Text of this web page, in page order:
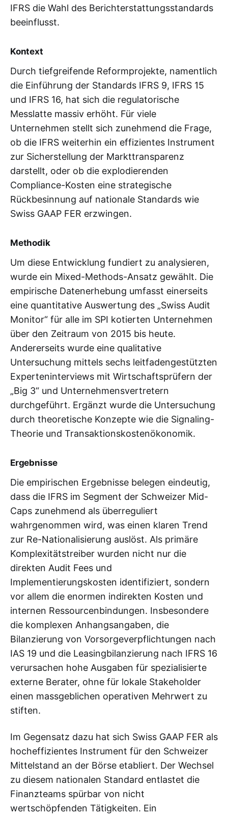
IFRS die Wahl des Berichterstattungsstandards
beeinflusst.
Kontext
Durch tiefgreifende Reformprojekte, namentlich
die Einführung der Standards IFRS 9, IFRS 15
und IFRS 16, hat sich die regulatorische
Messlatte massiv erhöht. Für viele
Unternehmen stellt sich zunehmend die Frage,
ob die IFRS weiterhin ein effizientes Instrument
zur Sicherstellung der Markttransparenz
darstellt, oder ob die explodierenden
Compliance-Kosten eine strategische
Rückbesinnung auf nationale Standards wie
Swiss GAAP FER erzwingen.
Methodik
Um diese Entwicklung fundiert zu analysieren,
wurde ein Mixed-Methods-Ansatz gewählt. Die
empirische Datenerhebung umfasst einerseits
eine quantitative Auswertung des „Swiss Audit
Monitor“ für alle im SPI kotierten Unternehmen
über den Zeitraum von 2015 bis heute.
Andererseits wurde eine qualitative
Untersuchung mittels sechs leitfadengestützten
Experteninterviews mit Wirtschaftsprüfern der
„Big 3“ und Unternehmensvertretern
durchgeführt. Ergänzt wurde die Untersuchung
durch theoretische Konzepte wie die Signaling-
Theorie und Transaktionskostenökonomik.
Ergebnisse
Die empirischen Ergebnisse belegen eindeutig,
dass die IFRS im Segment der Schweizer Mid-
Caps zunehmend als überreguliert
wahrgenommen wird, was einen klaren Trend
zur Re-Nationalisierung auslöst. Als primäre
Komplexitätstreiber wurden nicht nur die
direkten Audit Fees und
Implementierungskosten identifiziert, sondern
vor allem die enormen indirekten Kosten und
internen Ressourcenbindungen. Insbesondere
die komplexen Anhangsangaben, die
Bilanzierung von Vorsorgeverpflichtungen nach
IAS 19 und die Leasingbilanzierung nach IFRS 16
verursachen hohe Ausgaben für spezialisierte
externe Berater, ohne für lokale Stakeholder
einen massgeblichen operativen Mehrwert zu
stiften.
Im Gegensatz dazu hat sich Swiss GAAP FER als
hocheffizientes Instrument für den Schweizer
Mittelstand an der Börse etabliert. Der Wechsel
zu diesem nationalen Standard entlastet die
Finanzteams spürbar von nicht
wertschöpfenden Tätigkeiten. Ein